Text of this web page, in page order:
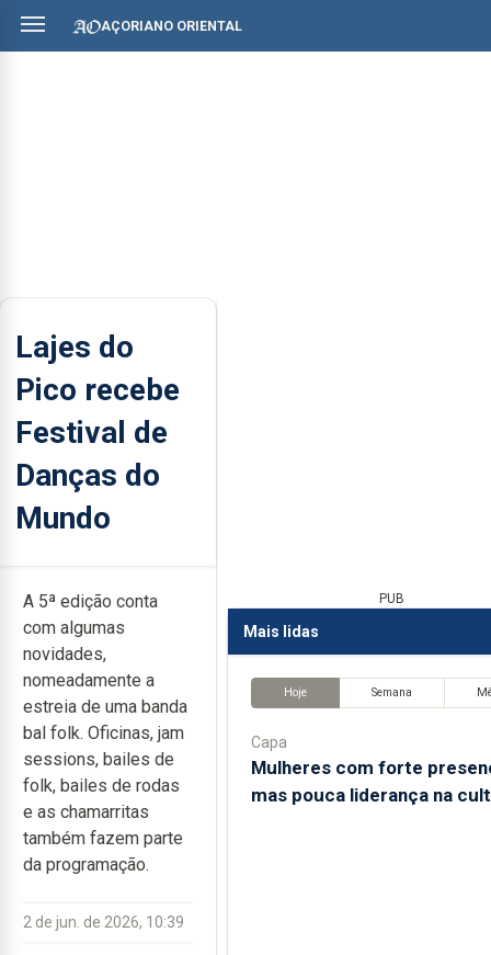
AÇORIANO ORIENTAL
Lajes do
Pico recebe
Festival de
Danças do
Mundo
A 5ª edição conta
com algumas
novidades,
nomeadamente a
estreia de uma banda
bal folk. Oficinas, jam
sessions, bailes de
folk, bailes de rodas
e as chamarritas
também fazem parte
da programação.
2 de jun. de 2026, 10:39
PUB
Mais lidas
Hoje Semana
Capa
Mulheres com forte
mas pouca liderança na